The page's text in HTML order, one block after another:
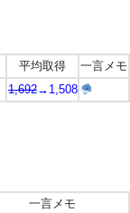
平均取得
一言メモ
1,692→1,508
一言メモ